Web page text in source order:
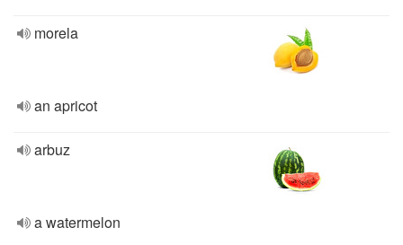
morela
an apricot
arbuz
a watermelon